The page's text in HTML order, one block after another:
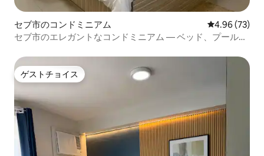
セブ市のコンドミニアム レビュー73
4.96 (73)
セブ市のエレガントなコンドミニアム — ベッド、プール、
ゲストチョイス
ゲストチョイス